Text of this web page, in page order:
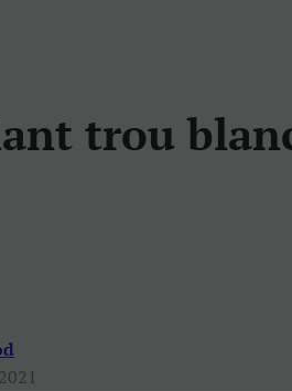
trou